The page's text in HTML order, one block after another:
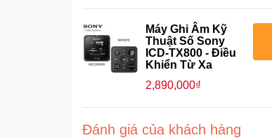
Máy Ghi Âm Kỹ
Thuật Số Sony
ICD-TX800 - Điều
Khiển Từ Xa
2,890,000₫
Đánh giá của khách hàng